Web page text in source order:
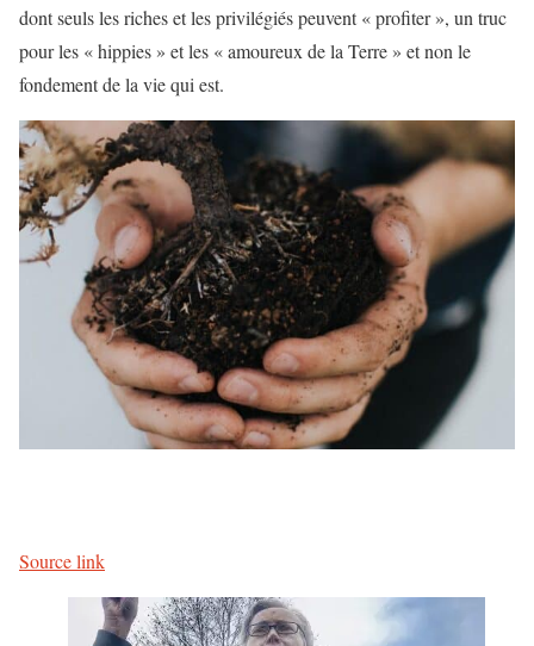
dont seuls les riches et les privilégiés peuvent « profiter », un truc
pour les « hippies » et les « amoureux de la Terre » et non le
fondement de la vie qui est.
Source link